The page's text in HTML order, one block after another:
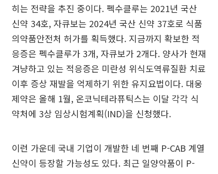
히는 전략을 추진 중이다. 펙수클루는 2021년 국산
신약 34호, 자큐보는 2024년 국산 신약 37호로 식품
의약품안전처 허가를 획득했다. 지금까지 확보한 적
응증은 펙수클루가 3개, 자큐보가 2개다. 양사가 현재
겨냥하고 있는 적응증은 미란성 위식도역류질환 치료
이후 증상 재발을 억제하기 위한 유지요법이다. 대웅
제약은 올해 1월, 온코닉테라퓨틱스는 이달 각각 식
약처에 3상 임상시험계획(IND)을 신청했다.
이런 가운데 국내 기업이 개발한 네 번째 P-CAB 계열
신약이 등장할 가능성도 있다. 최근 일양약품이 P-